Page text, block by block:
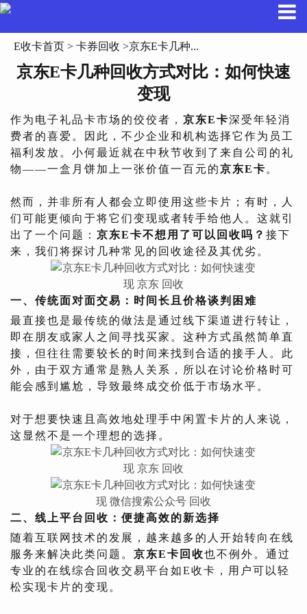
E收卡首页 > 卡券回收 >京东E卡几种...
京东E卡几种回收方式对比：如何快速
变现
作为电子礼品卡市场的佼佼者， 京东E卡深受年轻消
费者的喜爱。因此，不少企业和机构选择它作为员工
福利发放。小何最近就在中秋节收到了来自公司的礼
物——一盒月饼加上一张价值一百元的京东E卡 。
然而，并非所有人都会立即使用这些卡片；有时，人
们可能更倾向于将它们变现或者转手给他人。这就引
出了一个问题： 京东E卡不想用了可以回收吗？ 接下
来，我们将探讨几种常见的回收途径及其优劣。
一、传统面对面交易：时间长且价格谈判困难
最直接也是最传统的做法是通过线下渠道进行转让，
即在朋友或家人之间寻找买家。这种方式虽然简单直
接，但往往需要较长的时间来找到合适的接手人。此
外，由于双方通常是熟人关系，所以在讨论价格时可
能会感到尴尬，导致最终成交价低于市场水平。
对于想要快速且高效地处理手中闲置卡片的人来说，
这显然不是一个理想的选择。
二、线上平台回收：便捷高效的新选择
随着互联网技术的发展，越来越多的人开始转向在线
服务来解决此类问题。 京东E卡回收也不例外。通过
专业的在线综合回收交易平台如E收卡，用户可以轻
松实现卡片的变现。